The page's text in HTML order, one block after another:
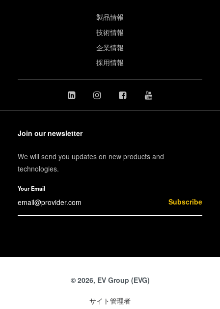
製品情報
技術情報
企業情報
採用情報
Join our newsletter
We will send you updates on new products and
technologies.
Your Email
Subscribe
© 2026, EV Group (EVG)
サイト管理者